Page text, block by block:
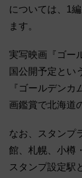
については、1
ます。
実写映画『ゴー
国公開予定とい
『ゴールデン
画鑑賞で北海道
なお、スタンプ
館、札幌、小樽
スタンプ設定駅